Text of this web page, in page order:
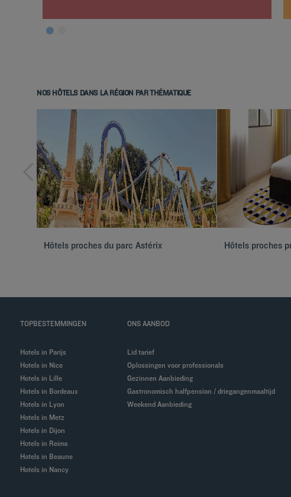
NOS HÔTELS DANS LA RÉGION PAR THÉMATIQUE
Hôtels proches du parc Astérix Hôtels proches
TOPBESTEMMINGEN
Hotels in Parijs
Hotels in Nice
Hotels in Lille
Hotels in Bordeaux
Hotels in Lyon
Hotels in Metz
Hotels in Dijon
Hotels in Reims
Hotels in Beaune
Hotels in Nancy
ONS AANBOD
Lid tarief
Oplossingen voor professionals
Gezinnen Aanbieding
Gastronomisch halfpension / driegangenmaaltijd
Weekend Aanbieding